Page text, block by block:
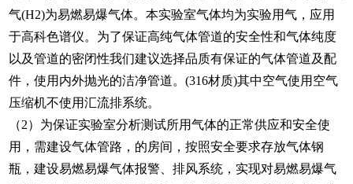
气(H2)为易燃易爆气体。本实验室气体均为实验用气，应用
于高科色谱仪。为了保证高纯气体管道的安全性和气体纯度
以及管道的密闭性我们建议选择品质有保证的气体管道及配
件，使用内外抛光的洁净管道。(316材质)其中空气使用空气
压缩机不使用汇流排系统。
（2）为保证实验室分析测试所用气体的正常供应和安全使
用，需建设气体管路，的房间，按照安全要求存放气体钢
瓶，建设易燃易爆气体报警、排风系统，实现对易燃易爆气